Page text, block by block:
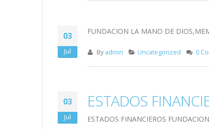
03
Jul
FUNDACION LA MANO DE
By admin Uncategorized 0
03
Jul
ESTADOS
ESTADOS FINANCIEROS